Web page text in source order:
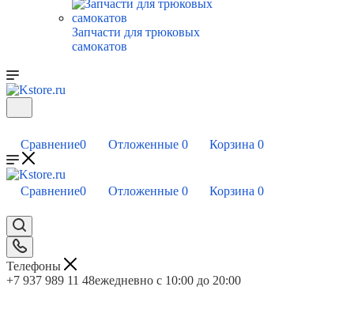
Запчасти для трюковых
самокатов
Сравнение0 Отложенные 0 Корзина 0
Сравнение0 Отложенные 0 Корзина 0
Телефоны
+7 937 989 11 48ежедневно с 10:00 до 20:00